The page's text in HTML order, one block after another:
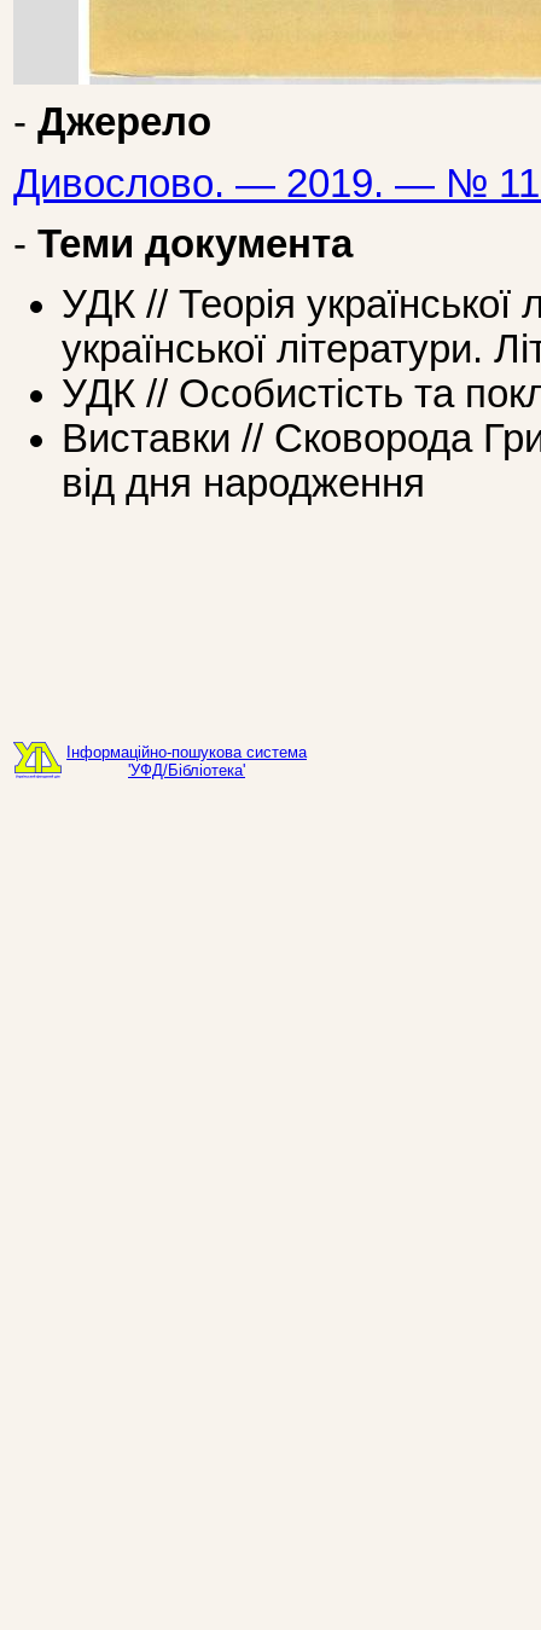
- Джерело
Дивослово. — 2019. — №
- Теми документа
УДК // Теорія української
української літератури.
УДК // Особистість та
Виставки // Сковорода
від дня народження
Інформаційно-пошукова система
'УФД/Бібліотека'